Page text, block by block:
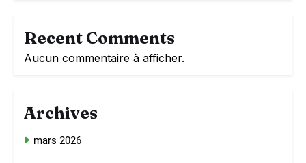
Recent Comments
Aucun commentaire à afficher.
Archives
mars 2026